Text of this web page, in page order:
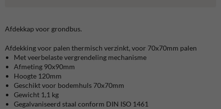
Afdekkap voor grondbus.
Afdekking voor palen thermisch verzinkt, voor 70x70mm palen
Met veerbelaste vergrendeling mechanisme
Afmeting 90x90mm
Hoogte 120mm
Geschikt voor bodemhuls 70x70mm
Gewicht 1,1 kg
Gegalvaniseerd staal conform DIN ISO 1461